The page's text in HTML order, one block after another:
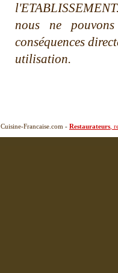
nous ne
conséquences
utilisation.
Cuisine-Francaise.com - Restaurateurs ,